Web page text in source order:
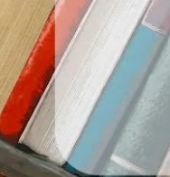
說明(文字版)
說明(圖解版)
購物說明
款說明